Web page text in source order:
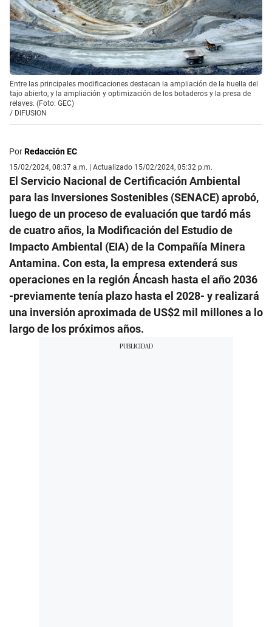
Entre las principales modificaciones destacan la ampliación de la huella del
tajo abierto, y la ampliación y optimización de los botaderos y la presa de
relaves. (Foto: GEC)
/ DIFUSION
PorRedacción EC
15/02/2024, 08:37 a.m. | Actualizado 15/02/2024, 05:32 p.m.
El Servicio Nacional de Certificación Ambiental
para las Inversiones Sostenibles (SENACE) aprobó,
luego de un proceso de evaluación que tardó más
de cuatro años, la Modificación del Estudio de
Impacto Ambiental (EIA) de la Compañía Minera
Antamina. Con esta, la empresa extenderá sus
operaciones en la región Áncash hasta el año 2036
-previamente tenía plazo hasta el 2028- y realizará
una inversión aproximada de US$2 mil millones a lo
largo de los próximos años.